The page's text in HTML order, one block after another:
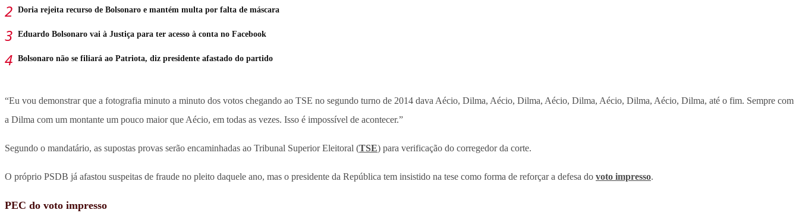
Doria rejeita recurso de Bolsonaro e mantém multa por falta de máscara
Eduardo Bolsonaro vai à Justiça para ter acesso à conta no Facebook
Bolsonaro não se filiará ao Patriota, diz presidente afastado do partido
“Eu vou demonstrar que a fotografia minuto a minuto dos votos chegando ao TSE no segundo turno de 2014 dava Aécio, Dilma, Aécio, Dilma, Aécio, Dilma, Aécio, Dilma, Aécio, Dilma, até o fim. Sempre com
a Dilma com um montante um pouco maior que Aécio, em todas as vezes. Isso é impossível de acontecer.”
Segundo o mandatário, as supostas provas serão encaminhadas ao Tribunal Superior Eleitoral (TSE) para verificação do corregedor da corte.
O próprio PSDB já afastou suspeitas de fraude no pleito daquele ano, mas o presidente da República tem insistido na tese como forma de reforçar a defesa do voto impresso.
PEC do voto impresso